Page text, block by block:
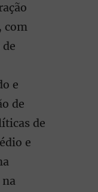
com
e
de
de
e